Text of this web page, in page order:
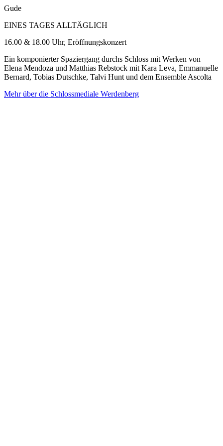
Gude
EINES TAGES ALLTÄGLICH
16.00 & 18.00 Uhr, Eröffnungskonzert
Ein komponierter Spaziergang durchs Schloss mit Werken von
Elena Mendoza und Matthias Rebstock mit Kara Leva, Emmanuelle
Bernard, Tobias Dutschke, Talvi Hunt und dem Ensemble Ascolta
Mehr über die Schlossmediale Werdenberg